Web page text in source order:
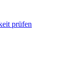
prüfen